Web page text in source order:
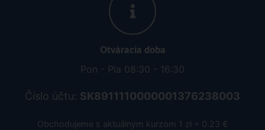
Otváracia doba
Pon - Pia 08:30 - 16:30
Číslo účtu: SK8911110000001376238003
Obchodujeme s aktuálnym kurzom 1 zł = 0.23 €